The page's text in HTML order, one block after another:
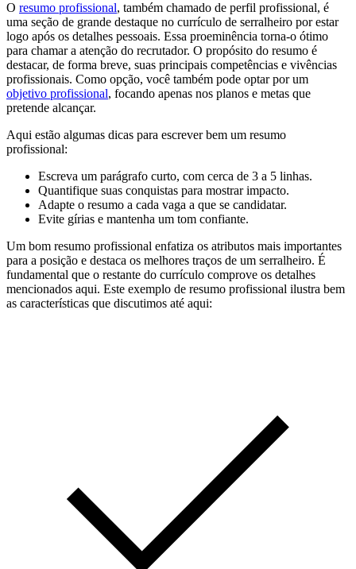
O resumo profissional, também chamado de perfil profissional, é
uma seção de grande destaque no currículo de serralheiro por estar
logo após os detalhes pessoais. Essa proeminência torna-o ótimo
para chamar a atenção do recrutador. O propósito do resumo é
destacar, de forma breve, suas principais competências e vivências
profissionais. Como opção, você também pode optar por um
objetivo profissional, focando apenas nos planos e metas que
pretende alcançar.
Aqui estão algumas dicas para escrever bem um resumo
profissional:
Escreva um parágrafo curto, com cerca de 3 a 5 linhas.
Quantifique suas conquistas para mostrar impacto.
Adapte o resumo a cada vaga a que se candidatar.
Evite gírias e mantenha um tom confiante.
Um bom resumo profissional enfatiza os atributos mais importantes
para a posição e destaca os melhores traços de um serralheiro. É
fundamental que o restante do currículo comprove os detalhes
mencionados aqui. Este exemplo de resumo profissional ilustra bem
as características que discutimos até aqui: